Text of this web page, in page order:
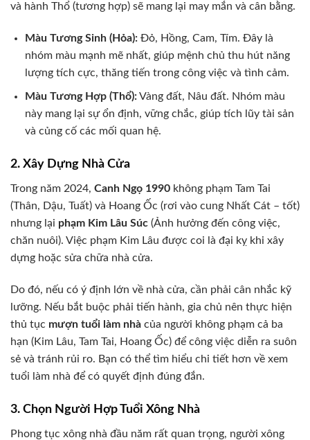
và hành Thổ (tương hợp) sẽ mang lại may mắn và cân bằng.
Màu Tương Sinh (Hỏa):Đỏ, Hồng, Cam, Tím. Đây là
nhóm màu mạnh mẽ nhất, giúp mệnh chủ thu hút năng
lượng tích cực, thăng tiến trong công việc và tình cảm.
Màu Tương Hợp (Thổ):Vàng đất, Nâu đất. Nhóm màu
này mang lại sự ổn định, vững chắc, giúp tích lũy tài sản
và củng cố các mối quan hệ.
2. Xây Dựng Nhà Cửa
Trong năm 2024, Canh Ngọ 1990 không phạm Tam Tai
(Thân, Dậu, Tuất) và Hoang Ốc (rơi vào cung Nhất Cát – tốt)
nhưng lại phạm Kim Lâu Súc (Ảnh hưởng đến công việc,
chăn nuôi). Việc phạm Kim Lâu được coi là đại kỵ khi xây
dựng hoặc sửa chữa nhà cửa.
Do đó, nếu có ý định lớn về nhà cửa, cần phải cân nhắc kỹ
lưỡng. Nếu bắt buộc phải tiến hành, gia chủ nên thực hiện
thủ tục mượn tuổi làm nhà của người không phạm cả ba
hạn (Kim Lâu, Tam Tai, Hoang Ốc) để công việc diễn ra suôn
sẻ và tránh rủi ro. Bạn có thể tìm hiểu chi tiết hơn về xem
tuổi làm nhà để có quyết định đúng đắn.
3. Chọn Người Hợp Tuổi Xông Nhà
Phong tục xông nhà đầu năm rất quan trọng, người xông